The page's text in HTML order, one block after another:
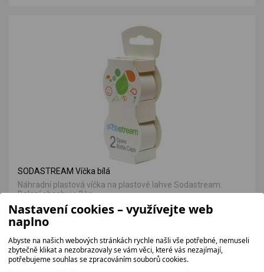
SODASTREAM Víčka bílá
Náhradní plastová víčka na plastové lahve Sodastream.
Balení obsahuje 2 ks.
57 bez DPH
69 Kč
Nastavení cookies – využívejte web
naplno
Abyste na našich webových stránkách rychle našli vše potřebné, nemuseli
zbytečně klikat a nezobrazovaly se vám věci, které vás nezajímají,
potřebujeme souhlas se zpracováním souborů cookies.